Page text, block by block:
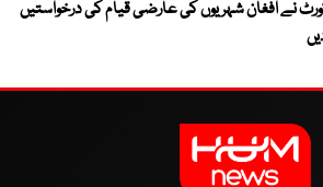
نے افغان شہریوں کی عارضی قیام کی درخواستیں